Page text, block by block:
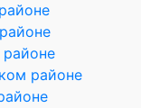
районе